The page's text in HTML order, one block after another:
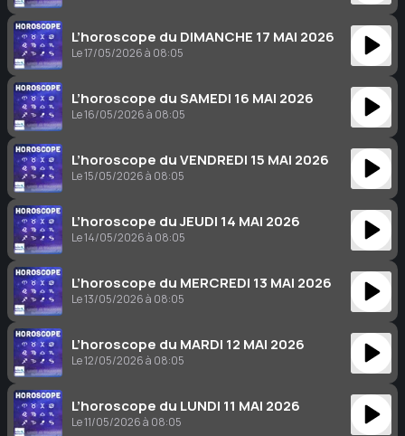
L’horoscope du DIMANCHE 17 MAI 2026
Le 17/05/2026 à 08:05
L’horoscope du SAMEDI 16 MAI 2026
Le 16/05/2026 à 08:05
L’horoscope du VENDREDI 15 MAI 2026
Le 15/05/2026 à 08:05
L’horoscope du JEUDI 14 MAI 2026
Le 14/05/2026 à 08:05
L’horoscope du MERCREDI 13 MAI 2026
Le 13/05/2026 à 08:05
L’horoscope du MARDI 12 MAI 2026
Le 12/05/2026 à 08:05
L’horoscope du LUNDI 11 MAI 2026
Le 11/05/2026 à 08:05